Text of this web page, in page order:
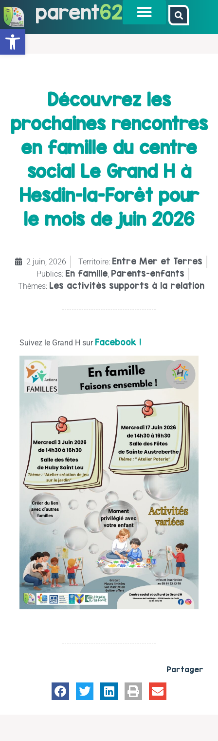
Ouvrir la barre d’outils
parent62
Découvrez les
prochaines rencontres
en famille du centre
social Le Grand H à
Hesdin-la-Forêt pour
le mois de juin 2026
2 juin, 2026 Territoire: Entre Mer et Terres
Publics: En famille Parents-enfants
Thèmes: Les activités supports à la relation
Suivez le Grand H sur Facebook !
Partager